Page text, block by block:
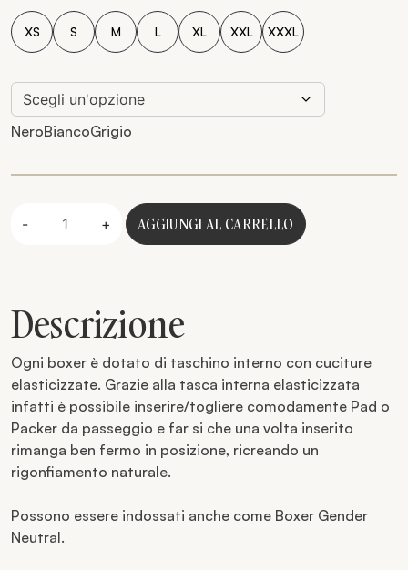
XS S M L XL XXL XXXL
NeroBiancoGrigio
- + AGGIUNGI AL CARRELLO
Descrizione
Ogni boxer è dotato di taschino interno con cuciture
elasticizzate. Grazie alla tasca interna elasticizzata
infatti è possibile inserire/togliere comodamente Pad o
Packer da passeggio e far si che una volta inserito
rimanga ben fermo in posizione, ricreando un
rigonfiamento naturale.
Possono essere indossati anche come Boxer Gender
Neutral.